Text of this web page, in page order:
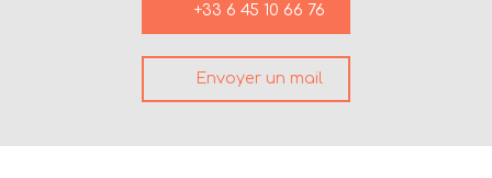
+33 6 45 10 66 76
Envoyer un mail